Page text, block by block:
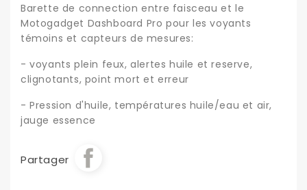
Barette de connection entre faisceau et le
Motogadget Dashboard Pro pour les voyants
témoins et capteurs de mesures:
- voyants plein feux, alertes huile et reserve,
clignotants, point mort et erreur
- Pression d'huile, températures huile/eau et air,
jauge essence
Partager